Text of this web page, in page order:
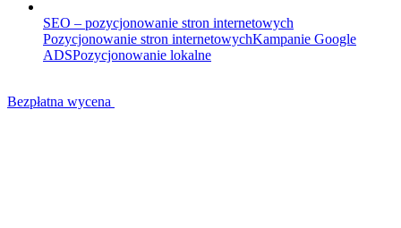
SEO – pozycjonowanie stron internetowych
Pozycjonowanie stron internetowychKampanie Google
ADSPozycjonowanie lokalne
Bezpłatna wycena